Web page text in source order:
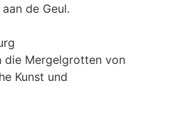
de Geul.
die Mergelgrotten von
Kunst und